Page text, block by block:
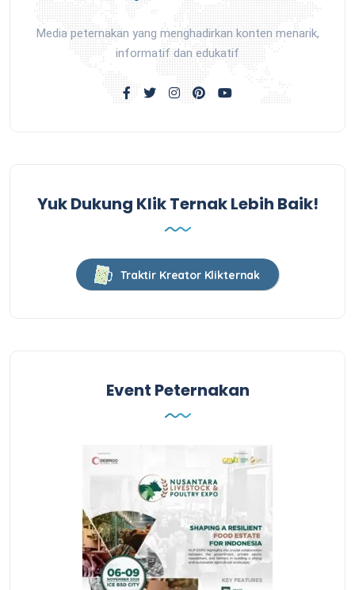
Media peternakan yang menghadirkan konten menarik,
informatif dan edukatif
Yuk Dukung Klik Ternak Lebih Baik!
Traktir Kreator Klikternak
Event Peternakan